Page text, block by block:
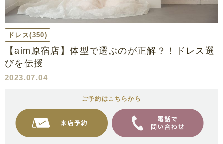
ドレス(350)
【aim原宿店】体型で選ぶのが正解？！ドレス選
びを伝授
2023.07.04
ご予約はこちらから